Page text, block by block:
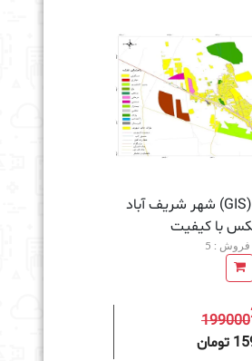
نقشه شیپ فایل (GIS) شهر شریف آباد
فروش : 5
199000